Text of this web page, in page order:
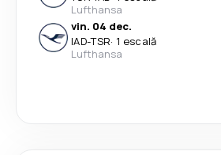
Lufthansa
vin. 04 dec.
IAD-TSR· 1 escală
Lufthansa